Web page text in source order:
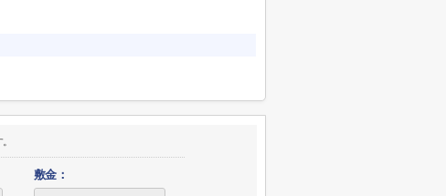
敷金：